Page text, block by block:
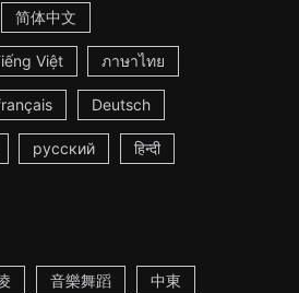
简体中文
Việt ภาษาไทย
Deutsch
русский हिन्दी
音樂舞蹈 中東